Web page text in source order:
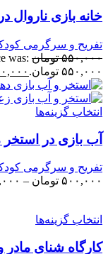
بازی ناروال در
و سرگرمی
تومان was:
تومان.
گزینه‌ها
بازی در استخر
و سرگرمی
تومان–
گزینه‌ها
شنای مادر